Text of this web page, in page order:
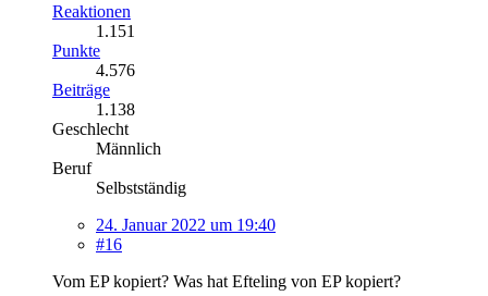
Reaktionen
1.151
Punkte
4.576
Beiträge
1.138
Geschlecht
Männlich
Beruf
Selbstständig
24. Januar 2022 um 19:40
#16
Vom EP kopiert? Was hat Efteling von EP kopiert?